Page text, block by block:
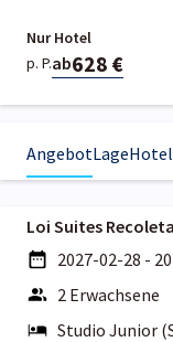
Nur Hotel
p. P.ab628 €
AngebotLage
Loi Suites Recoleta
2027-02-28 -
2 Erwachsene
Studio Junior